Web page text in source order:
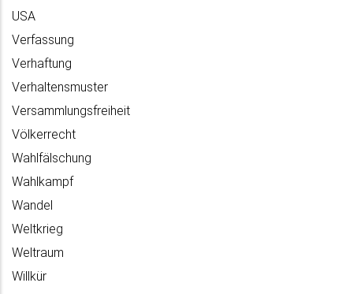
USA
Verfassung
Verhaftung
Verhaltensmuster
Versammlungsfreiheit
Völkerrecht
Wahlfälschung
Wahlkampf
Wandel
Weltkrieg
Weltraum
Willkür